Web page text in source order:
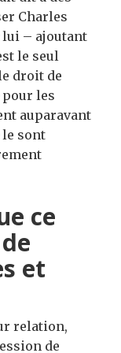
Charles
lui – ajoutant
le seul
droit de
les
auparavant
le sont
ce
et
relation,
de